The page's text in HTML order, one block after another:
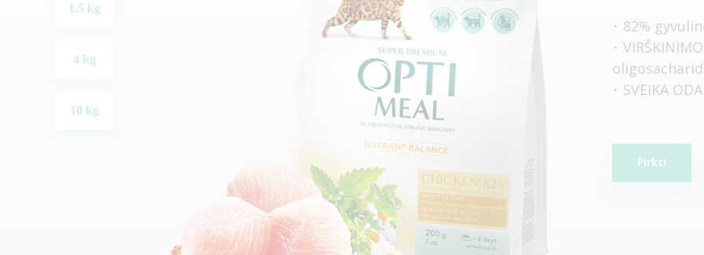
1.5 kg
4 kg
10 kg
82%
SVEIKA
Pirkti